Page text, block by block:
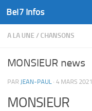
Skip to content
Bel7 Infos
A LA UNE / CHANSONS
MONSIEUR news
PAR JEAN-PAUL · 4 MARS 2021
MONSIEUR